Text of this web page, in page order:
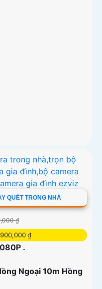
QUÉT TRONG NHÀ
₫
₫
.
Ngoại 10m Hồng